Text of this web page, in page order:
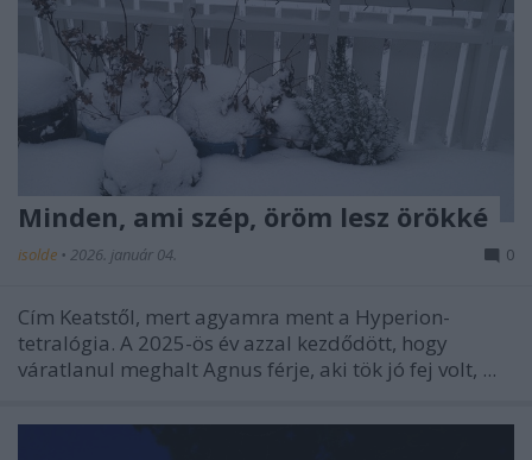
Minden, ami szép, öröm lesz örökké
isolde • 2026. január 04. 0
Cím Keatstől, mert agyamra ment a Hyperion-
tetralógia. A 2025-ös év azzal kezdődött, hogy
váratlanul meghalt Agnus férje, aki tök jó fej volt, ...